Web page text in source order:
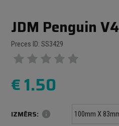
JDM Penguin V4
Preces ID: SS3429
€1.50
IZMĒRS: info